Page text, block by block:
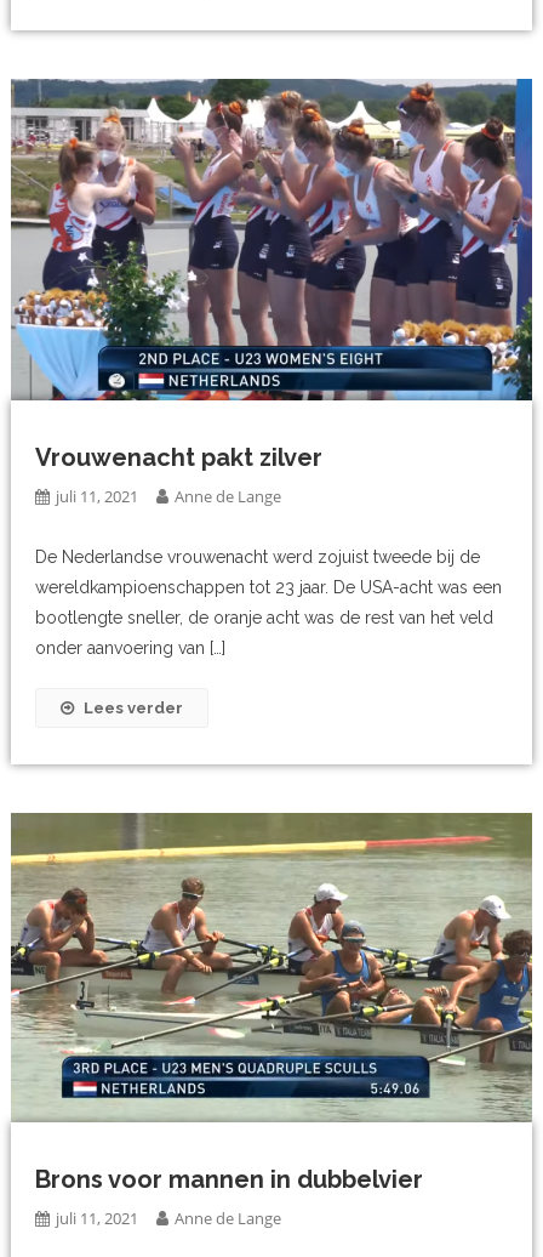
Vrouwenacht pakt zilver
juli 11, 2021 Anne de Lange
De Nederlandse vrouwenacht werd zojuist tweede bij de
wereldkampioenschappen tot 23 jaar. De USA-acht was een
bootlengte sneller, de oranje acht was de rest van het veld
onder aanvoering van […]
Lees verder
Brons voor mannen in dubbelvier
juli 11, 2021 Anne de Lange